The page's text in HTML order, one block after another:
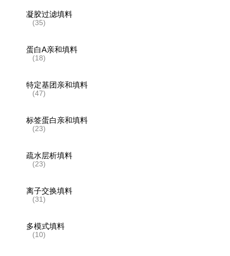
凝胶过滤填料
(35)
蛋白A亲和填料
(18)
特定基团亲和填料
(47)
标签蛋白亲和填料
(23)
疏水层析填料
(23)
离子交换填料
(31)
多模式填料
(10)